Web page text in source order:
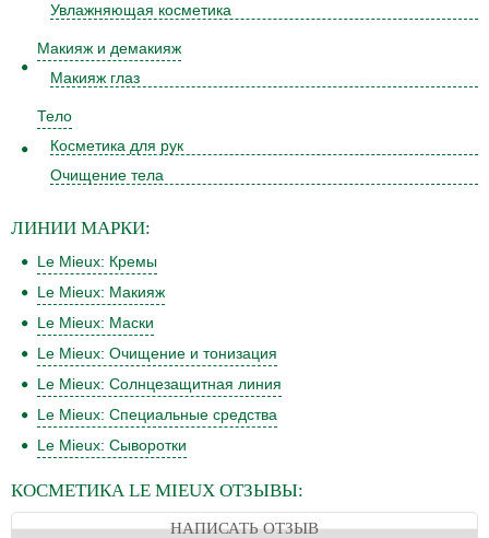
Увлажняющая косметика
Макияж и демакияж
Макияж глаз
Тело
Косметика для рук
Очищение тела
ЛИНИИ МАРКИ:
Le Mieux: Кремы
Le Mieux: Макияж
Le Mieux: Маски
Le Mieux: Очищение и тонизация
Le Mieux: Солнцезащитная линия
Le Mieux: Специальные средства
Le Mieux: Сыворотки
КОСМЕТИКА LE MIEUX ОТЗЫВЫ:
НАПИСАТЬ ОТЗЫВ